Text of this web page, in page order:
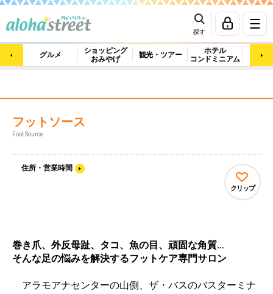
探す
グルメ
ショッピング
おみやげ
観光・ツアー
ホテル
コンドミニアム
マッ
フットソース
Foot Source
住所・営業時間
クリップ
巻き爪、外反母趾、タコ、魚の目、頑固な角質…
そんな足の悩みを解決するフットケア専門サロン
アラモアナセンターの山側、ザ・バスのバスターミナ